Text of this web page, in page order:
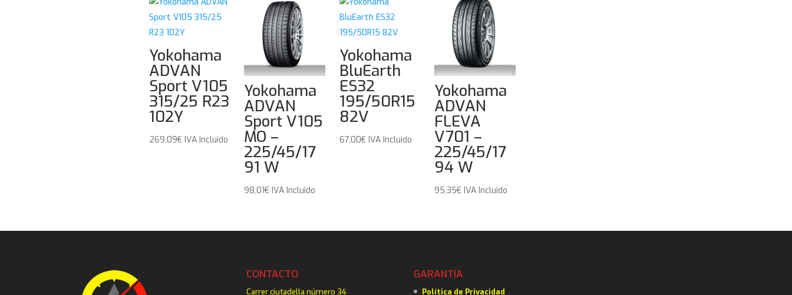
Yokohama
ADVAN
Sport V105
315/25 R23
102Y
269,09€ IVA Incluido
Yokohama
ADVAN
Sport V105
MO –
225/45/17
91 W
98,01€ IVA Incluido
Yokohama
BluEarth
ES32
195/50R15
82V
67,00€ IVA Incluido
Yokohama
ADVAN
FLEVA
V701 –
225/45/17
94 W
95,35€ IVA Incluido
CONTACTO
Carrer ciutadella número 34
GARANTÍA
Política de Privacidad